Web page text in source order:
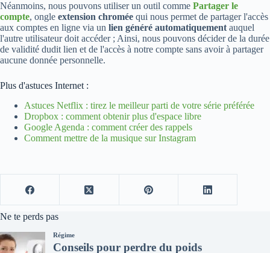
Néanmoins, nous pouvons utiliser un outil comme Partager le
compte, ongle extension chromée qui nous permet de partager l'accès
aux comptes en ligne via un lien généré automatiquement auquel
l'autre utilisateur doit accéder ; Ainsi, nous pouvons décider de la durée
de validité dudit lien et de l'accès à notre compte sans avoir à partager
aucune donnée personnelle.
Plus d'astuces Internet :
Astuces Netflix : tirez le meilleur parti de votre série préférée
Dropbox : comment obtenir plus d'espace libre
Google Agenda : comment créer des rappels
Comment mettre de la musique sur Instagram
Ne te perds pas